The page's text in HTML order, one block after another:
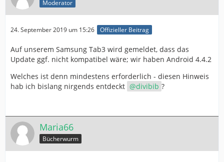
Moderator
24. September 2019 um 15:26 Offizieller Beitrag
Auf unserem Samsung Tab3 wird gemeldet, dass das
Update ggf. nicht kompatibel wäre; wir haben Android 4.4.2
Welches ist denn mindestens erforderlich - diesen Hinweis
hab ich bislang nirgends entdeckt
divibib ?
Maria66
Bücherwurm